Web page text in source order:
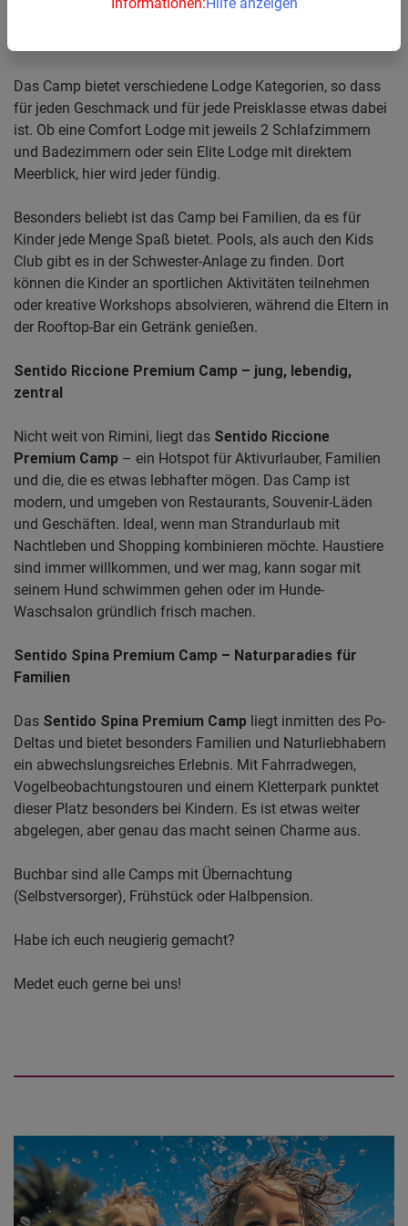
Das Camp bietet verschiedene Lodge Kategorien, so dass
für jeden Geschmack und für jede Preisklasse etwas dabei
ist. Ob eine Comfort Lodge mit jeweils 2 Schlafzimmern
und Badezimmern oder sein Elite Lodge mit direktem
Meerblick, hier wird jeder fündig.
Besonders beliebt ist das Camp bei Familien, da es für
Kinder jede Menge Spaß bietet. Pools, als auch den Kids
Club gibt es in der Schwester-Anlage zu finden. Dort
können die Kinder an sportlichen Aktivitäten teilnehmen
oder kreative Workshops absolvieren, während die Eltern in
der Rooftop-Bar ein Getränk genießen.
Sentido Riccione Premium Camp – jung, lebendig,
zentral
Nicht weit von Rimini, liegt das Sentido Riccione
Premium Camp – ein Hotspot für Aktivurlauber, Familien
und die, die es etwas lebhafter mögen. Das Camp ist
modern, und umgeben von Restaurants, Souvenir-Läden
und Geschäften. Ideal, wenn man Strandurlaub mit
Nachtleben und Shopping kombinieren möchte. Haustiere
sind immer willkommen, und wer mag, kann sogar mit
seinem Hund schwimmen gehen oder im Hunde-
Waschsalon gründlich frisch machen.
Sentido Spina Premium Camp – Naturparadies für
Familien
Das Sentido Spina Premium Camp liegt inmitten des Po-
Deltas und bietet besonders Familien und Naturliebhabern
ein abwechslungsreiches Erlebnis. Mit Fahrradwegen,
Vogelbeobachtungstouren und einem Kletterpark punktet
dieser Platz besonders bei Kindern. Es ist etwas weiter
abgelegen, aber genau das macht seinen Charme aus.
Buchbar sind alle Camps mit Übernachtung
(Selbstversorger), Frühstück oder Halbpension.
Habe ich euch neugierig gemacht?
Medet euch gerne bei uns!